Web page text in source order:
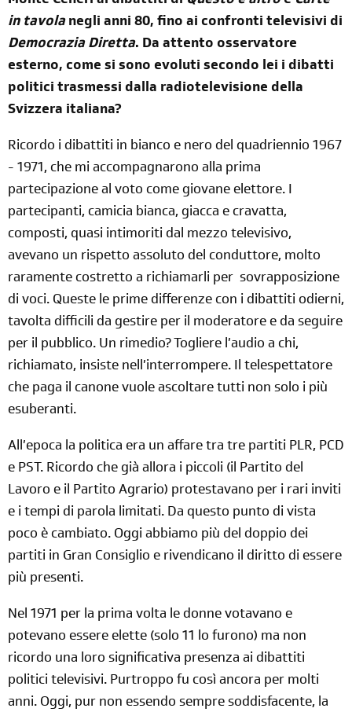
in tavolanegli anni 80, fino ai confronti televisivi di
Democrazia Diretta. Da attento osservatore
esterno, come si sono evoluti secondo lei i dibatti
politici trasmessi dalla radiotelevisione della
Svizzera italiana?
Ricordo i dibattiti in bianco e nero del quadriennio 1967
- 1971, che mi accompagnarono alla prima
partecipazione al voto come giovane elettore. I
partecipanti, camicia bianca, giacca e cravatta,
composti, quasi intimoriti dal mezzo televisivo,
avevano un rispetto assoluto del conduttore, molto
raramente costretto a richiamarli per sovrapposizione
di voci. Queste le prime differenze con i dibattiti odierni,
tavolta difficili da gestire per il moderatore e da seguire
per il pubblico. Un rimedio? Togliere l’audio a chi,
richiamato, insiste nell’interrompere. Il telespettatore
che paga il canone vuole ascoltare tutti non solo i più
esuberanti.
All’epoca la politica era un affare tra tre partiti PLR, PCD
e PST. Ricordo che già allora i piccoli (il Partito del
Lavoro e il Partito Agrario) protestavano per i rari inviti
e i tempi di parola limitati. Da questo punto di vista
poco è cambiato. Oggi abbiamo più del doppio dei
partiti in Gran Consiglio e rivendicano il diritto di essere
più presenti.
Nel 1971 per la prima volta le donne votavano e
potevano essere elette (solo 11 lo furono) ma non
ricordo una loro significativa presenza ai dibattiti
politici televisivi. Purtroppo fu così ancora per molti
anni. Oggi, pur non essendo sempre soddisfacente, la